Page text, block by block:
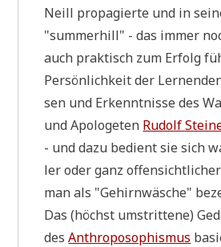
Neill pro­pa­gier­te und in
"sum­merhill" - das immer
auch prak­tisch zum Erfolg
Per­sön­lich­keit der
sen und Erkennt­nis­se des
und Apo­lo­ge­ten Rudolf
- und dazu bedient sie sich
ler oder ganz
man als "Gehirn­wä­sche"
Das (höchst umstrit­te­ne)
desAnthro­po­so­phis­mus